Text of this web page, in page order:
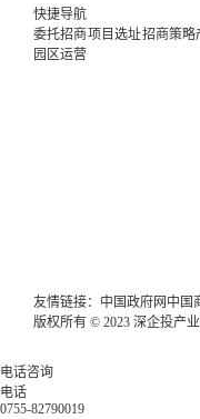
快捷导航
委托招商项目选址招商策略
园区运营
友情链接： 中国政府网 中国
版权所有 © 2023 深企投产
电话咨询
电话
0755-82790019